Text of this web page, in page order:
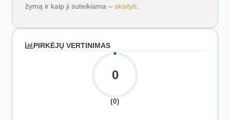
žymą ir kaip ji suteikiama – skaityti
PIRKĖJŲ VERTINIMAS
0
(0)